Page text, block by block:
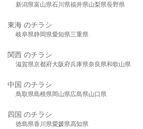
新潟県富山県石川県福井県山梨県長野県
東海 のチラシ
岐阜県静岡県愛知県三重県
関西 のチラシ
滋賀県京都府大阪府兵庫県奈良県和歌山県
中国 のチラシ
鳥取県島根県岡山県広島県山口県
四国 のチラシ
徳島県香川県愛媛県高知県